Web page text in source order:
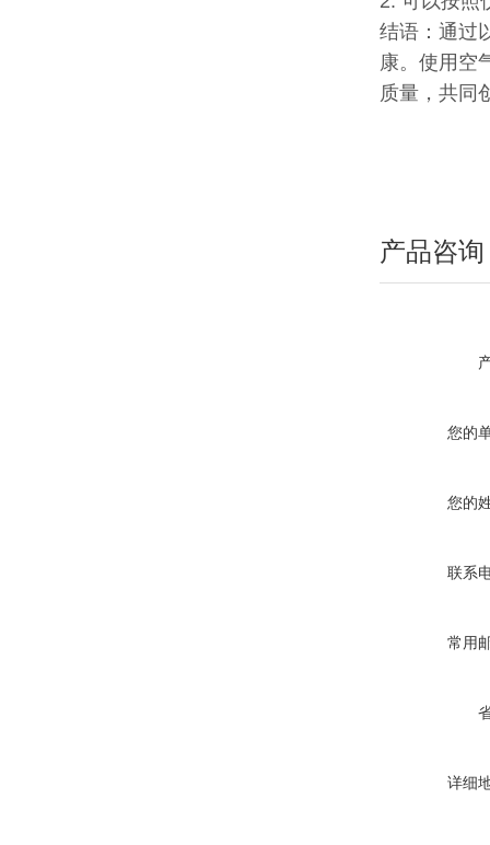
结语：通过
康。使用空
质量，共同
产品咨询
您的
您的
联系
常用
详细